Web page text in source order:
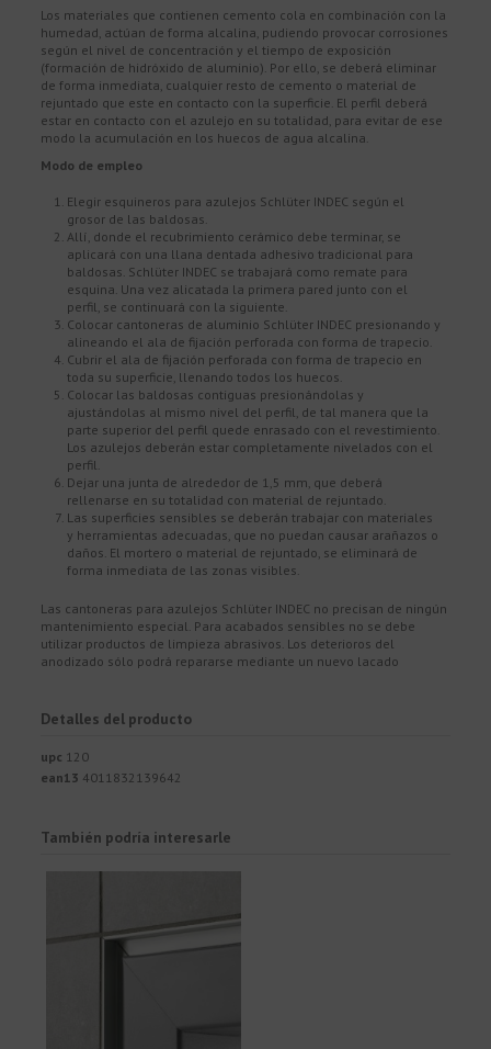
Los materiales que contienen cemento cola en combinación con la
humedad, actúan de forma alcalina, pudiendo provocar corrosiones
según el nivel de concentración y el tiempo de exposición
(formación de hidróxido de aluminio). Por ello, se deberá eliminar
de forma inmediata, cualquier resto de cemento o material de
rejuntado que este en contacto con la superficie. El perfil deberá
estar en contacto con el azulejo en su totalidad, para evitar de ese
modo la acumulación en los huecos de agua alcalina.
Modo de empleo
Elegir esquineros para azulejos Schlüter INDEC según el
grosor de las baldosas.
Allí, donde el recubrimiento cerámico debe terminar, se
aplicará con una llana dentada adhesivo tradicional para
baldosas. Schlüter INDEC se trabajará como remate para
esquina. Una vez alicatada la primera pared junto con el
perfil, se continuará con la siguiente.
Colocar cantoneras de aluminio Schlüter INDEC presionando y
alineando el ala de fijación perforada con forma de trapecio.
Cubrir el ala de fijación perforada con forma de trapecio en
toda su superficie, llenando todos los huecos.
Colocar las baldosas contiguas presionándolas y
ajustándolas al mismo nivel del perfil, de tal manera que la
parte superior del perfil quede enrasado con el revestimiento.
Los azulejos deberán estar completamente nivelados con el
perfil.
Dejar una junta de alrededor de 1,5 mm, que deberá
rellenarse en su totalidad con material de rejuntado.
Las superficies sensibles se deberán trabajar con materiales
y herramientas adecuadas, que no puedan causar arañazos o
daños. El mortero o material de rejuntado, se eliminará de
forma inmediata de las zonas visibles.
Las cantoneras para azulejos Schlüter INDEC no precisan de ningún
mantenimiento especial. Para acabados sensibles no se debe
utilizar productos de limpieza abrasivos. Los deterioros del
anodizado sólo podrá repararse mediante un nuevo lacado
Detalles del producto
upc 120
ean13 4011832139642
También podría interesarle